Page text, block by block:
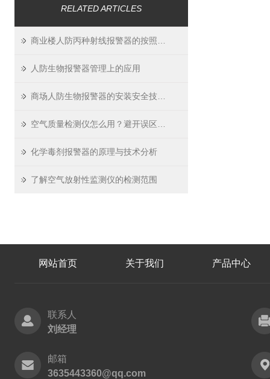
RELATED ARTICLES
人防生物报警器管理上的应用
化学毒剂报警器的原理与技术分析
了解空气放射性监测仪的检测范围
网站首页 关于我们 产品中心
联系人
刘经理
邮箱
3635443360@qq.com